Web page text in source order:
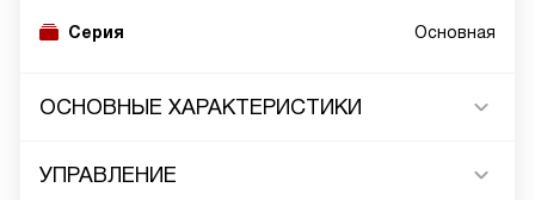
Серия Основная
ОСНОВНЫЕ ХАРАКТЕРИСТИКИ
УПРАВЛЕНИЕ